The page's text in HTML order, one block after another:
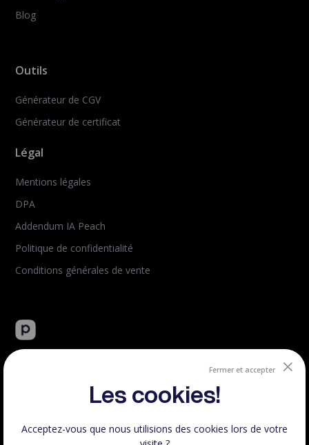
Fermer et accepter
Les cookies!
Acceptez-vous que nous utilisions des cookies lors de votre
Blog
Outils
Générateur de CGV
Générateur de certificat
Légal
Mentions légales
DPA
Addendum IA Peach
Politique de confidentialité
Conditions générales de vente
Peachie : plateforme tout-en-un de vente de formation en
Créé et hébergé en France.